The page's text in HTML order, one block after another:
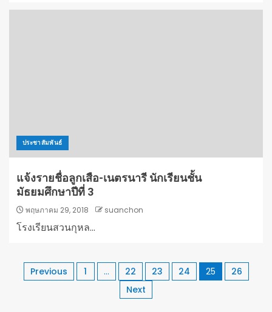
ประชาสัมพันธ์
แจ้งรายชื่อลูกเสือ-เนตรนารี นักเรียนชั้น
มัธยมศึกษาปีที่ 3
พฤษภาคม 29, 2018 suanchon
โรงเรียนสวนกุหล...
Previous 1 … 22 23 24 25
26
Next